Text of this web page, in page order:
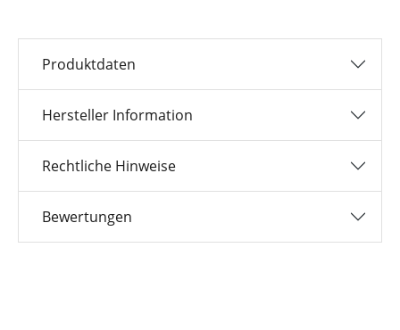
Produktdaten
Hersteller Information
Rechtliche Hinweise
Bewertungen